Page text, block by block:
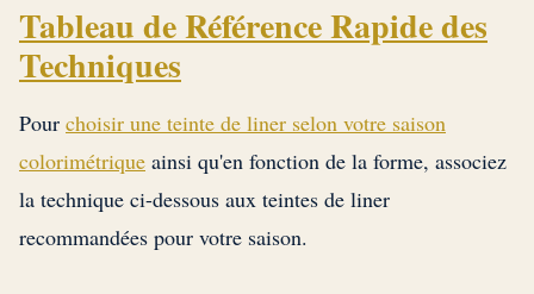
Tableau de Référence Rapide des
Techniques
Pour choisir une teinte de liner selon votre saison
colorimétrique ainsi qu'en fonction de la forme, associez
la technique ci-dessous aux teintes de liner
recommandées pour votre saison.